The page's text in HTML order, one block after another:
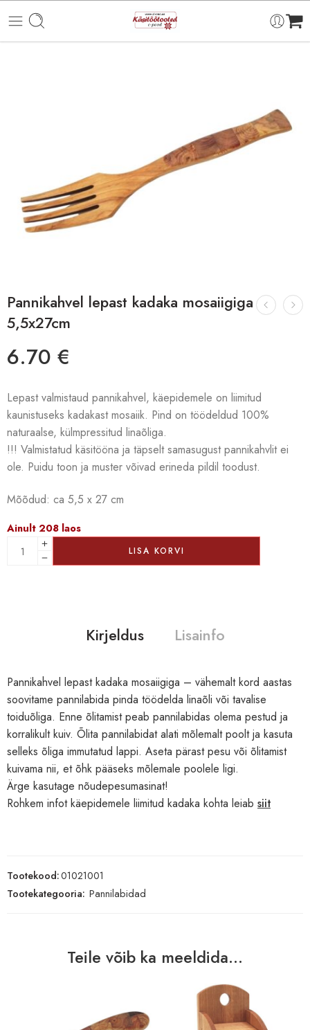
Pannikahvel lepast kadaka mosaiigiga
5,5x27cm
6.70 €
Lepast valmistaud pannikahvel, käepidemele on liimitud
kaunistuseks kadakast mosaiik. Pind on töödeldud 100%
naturaalse, külmpressitud linaõliga.
!!! Valmistatud käsitööna ja täpselt samasugust pannikahvlit ei
ole. Puidu toon ja muster võivad erineda pildil toodust.
Mõõdud: ca 5,5 x 27 cm
Ainult 208 laos
LISA KORVI
Kirjeldus Lisainfo
Pannikahvel lepast kadaka mosaiigiga – vähemalt kord aastas
soovitame pannilabida pinda töödelda linaõli või tavalise
toiduõliga. Enne õlitamist peab pannilabidas olema pestud ja
korralikult kuiv. Õlita pannilabidat alati mõlemalt poolt ja kasuta
selleks õliga immutatud lappi. Aseta pärast pesu või õlitamist
kuivama nii, et õhk pääseks mõlemale poolele ligi.
Ärge kasutage nõudepesumasinat!
Rohkem infot käepidemele liimitud kadaka kohta leiab siit
Tootekood:01021001
Tootekategooria: Pannilabidad
Teile võib ka meeldida...